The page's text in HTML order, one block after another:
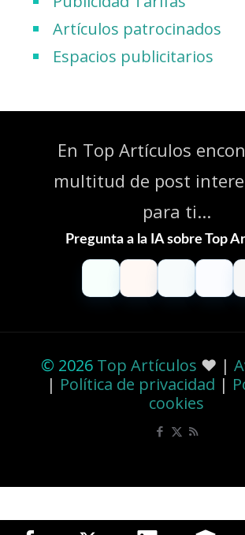
Artículos patrocinados
Espacios publicitarios
En Top Artículos
multitud de post
para ti...
Pregunta a la IA sobre Top
ChatGPT
Claude
© 2026 Top Artículos ❤️ |
| Política de privacidad |
cookies